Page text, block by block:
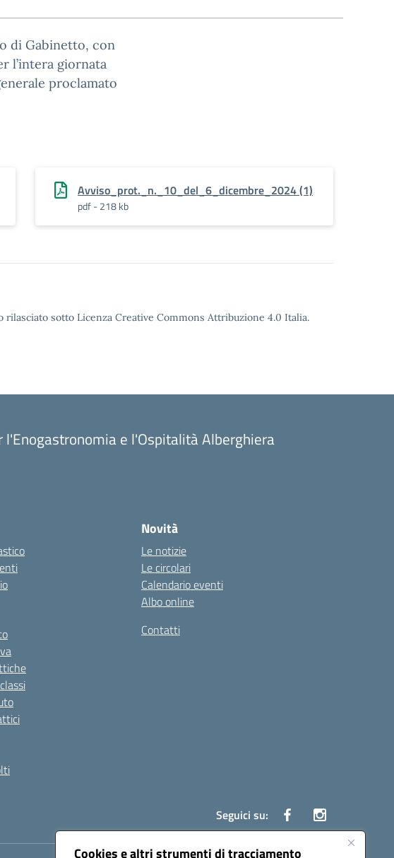
Cookies e altri strumenti di tracciamento
di Gabinetto, con
l’intera giornata
proclamato
Avviso_prot._n._10_del_6_dicembre_2024 (1)
pdf - 218 kb
sotto Licenza Creative Commons Attribuzione 4.0 Italia.
e l'Ospitalità Alberghiera
Novità
Le notizie
Le circolari
Calendario eventi
Albo online
Contatti
Seguici su: